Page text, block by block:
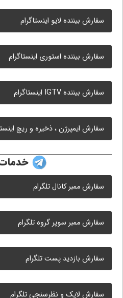
سفارش بیننده لایو اینستاگرام
سفارش بیننده استوری اینستاگرام
سفارش بیننده IGTV اینستاگرام
سفارش ایمپرژن ، ذخیره و ریچ
خدمات
سفارش ممبر کانال تلگرام
سفارش ممبر سوپر گروه تلگرام
سفارش بازدید پست تلگرام
سفارش لایک و نظرسنجی تلگرام